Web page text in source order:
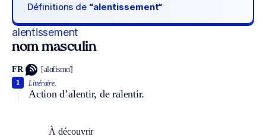
Définitions de “alentissement“
alentissement
nom masculin
FR [alɑ̃tismɑ̃]
Littéraire.
Action d’alentir, de ralentir.
1
À découvrir